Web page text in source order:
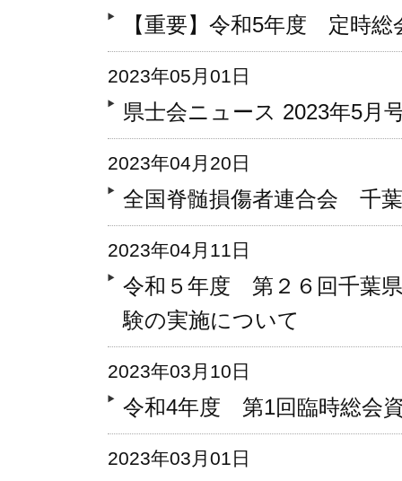
【重要】令和5年度 定時総
2023年05月01日
県士会ニュース 2023年5月
2023年04月20日
全国脊髄損傷者連合会 千
2023年04月11日
令和５年度 第２６回千葉
験の実施について
2023年03月10日
令和4年度 第1回臨時総会
2023年03月01日